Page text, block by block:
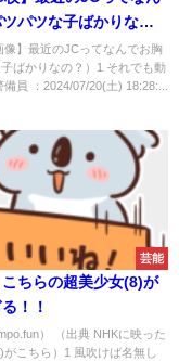
パツな子ばかりな
像】最近のJCってなんでお胸
ばかりなの？）1 それでも動
備員 ：2024/07/20(土) 18:28:...
芸能
こちらの超美少女(8)が
！！
） （出典 NHKに映った
がこちら）1 風吹けば名無し